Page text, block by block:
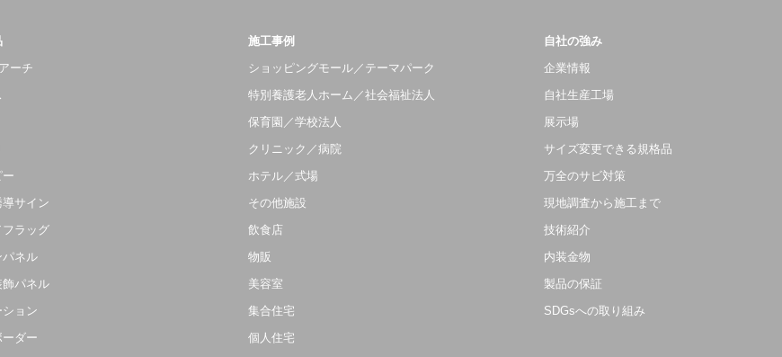
ーチ
ー
サイン
フラッグ
パネル
飾パネル
ョン
ダー
施工事例
ショッピングモール／テーマパーク
特別養護老人ホーム／社会福祉法人
保育園／学校法人
クリニック／病院
ホテル／式場
その他施設
飲食店
物販
美容室
集合住宅
個人住宅
自社の強み
企業情報
自社生産工場
展示場
サイズ変更できる規格品
万全のサビ対策
現地調査から施工まで
技術紹介
内装金物
製品の保証
SDGsへの取り組み